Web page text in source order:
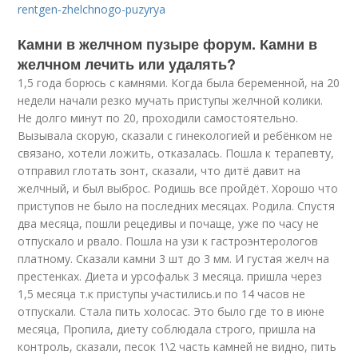
rentgen-zhelchnogo-puzyrya
Камни в желчном пузыре форум. Камни в
желчном лечить или удалять?
1,5 года борюсь с камнями. Когда была беременной, на 20
недели начали резко мучать приступы желчной колики.
Не долго минут по 20, проходили самостоятельно.
Вызывала скорую, сказали с гинекологией и ребёнком не
связано, хотели ложить, отказалась. Пошла к терапевту,
отправил глотать зонт, сказали, что дитё давит на
желчный, и был выброс. Родишь все пройдёт. Хорошо что
приступов не было на последних месяцах. Родила. Спустя
два месяца, пошли рецедивы и почаще, уже по часу не
отпускало и рвало. Пошла на узи к гастроэнтерологов
платному. Сказали камни 3 шт до 3 мм. И густая желч на
престенках. Диета и урсофальк 3 месяца. пришла через
1,5 месяца т.к приступы участились.и по 14 часов не
отпускали. Стала пить холосас. Это было где то в июне
месяца, Пропила, диету соблюдала строго, пришла на
контроль, сказали, песок 1\2 часть камней не видно, пить